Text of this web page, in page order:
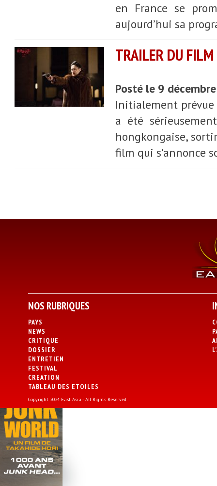
en France se
aujourd’hui sa
TRAILER DU
Posté le 9
Initialement prévue
a été
hongkongaise,
film qui s'annonce
NOS RUBRIQUES
PAYS
NEWS
CRITIQUE
DOSSIER
ENTRETIEN
FESTIVAL
CREATION
TABLEAU DES ETOILES
Copyright 2024 East Asia - All Rights Reserved